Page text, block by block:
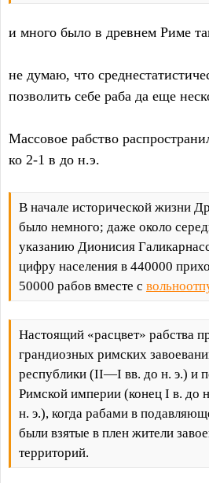
и много было в древнем Риме
не думаю, что
позволить себе раба да еще
Массовое рабство
ко 2-1 в до н.э.
В начале исторической жизни
было немного; даже около
указанию Дионисия
цифру населения в 440000
50000 рабов вместе с
Настоящий «расцвет» рабства
грандиозных римских
республики (II—I вв. до н. э.) и
Римской империи (конец I в. до
н. э.), когда рабами в
были взятые в плен жители
территорий.